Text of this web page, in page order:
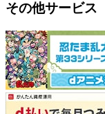
その他サービス